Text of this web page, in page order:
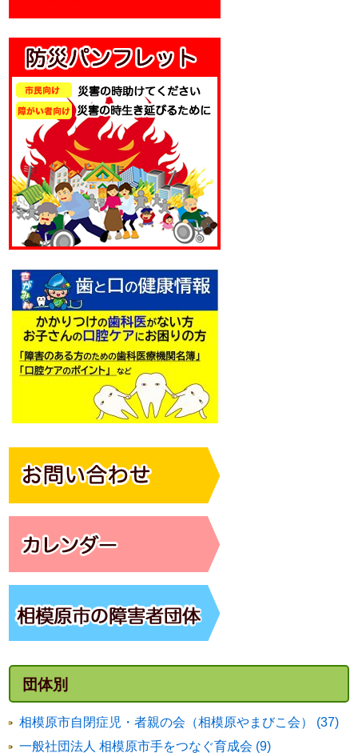
団体別
相模原市自閉症児・者親の会（相模原やまびこ会） (37)
一般社団法人 相模原市手をつなぐ育成会 (9)